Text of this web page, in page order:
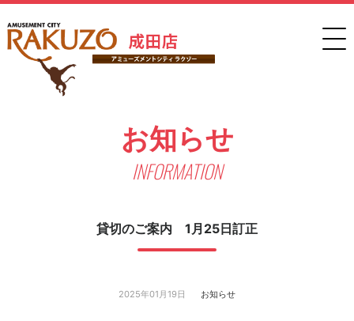
お知らせ
INFORMATION
貸切のご案内 1月25日訂正
2025年01月19日 お知らせ